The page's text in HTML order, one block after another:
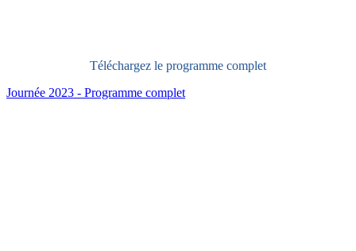
Téléchargez le programme complet
Journée 2023 - Programme complet